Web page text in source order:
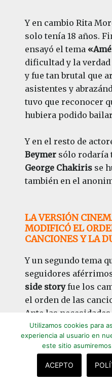
Y en cambio Rita
solo tenía 18 años.
ensayó el tema
dificultad y la
y fue tan brutal que
asistentes y
tuvo que reconocer
hubiera podido
Y en el resto de
Beymersólo rodaría
George Chakirisse
también en el
LA VERSIÓN
MODIFICÓ EL
CANCIONES Y LA
Y un segundo tema
seguidores
side storyfue los
el orden de las
Ante las
las particularidades
Jerome Robbins
entusiasmo
coreografía.
Utilizamos cookies para
experiencia al usuario en
este sitio
ACEPTO